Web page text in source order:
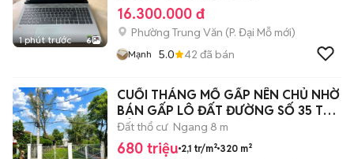
1 phút trước 6
16.300.000 đ
Phường Trung Văn (P. Đại Mỗ mới)
Mạnh 5.0 42 đã bán
CUỐI THÁNG MỔ GẤP NÊN CHỦ NHỜ
BÁN GẤP LÔ ĐẤT ĐƯỜNG SỐ 35 TT
CỦ CHI
Đất thổ cư Ngang 8 m
680 triệu 2,1 tr/m² 320 m²